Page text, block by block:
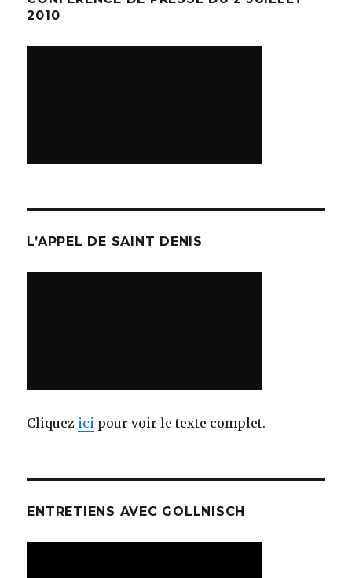
2010
L’APPEL DE SAINT DENIS
Cliquez ici pour voir le texte complet.
ENTRETIENS AVEC GOLLNISCH